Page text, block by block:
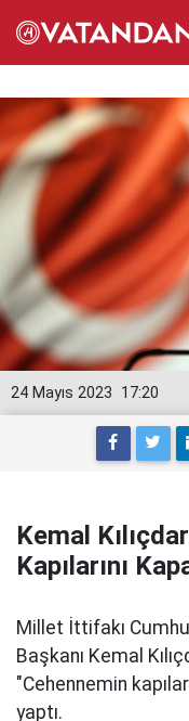
17:20
24 Mayıs 2023
Kemal
Kapılarını
Millet İttifakı
Başkanı Kemal
"Cehennemin
yaptı.